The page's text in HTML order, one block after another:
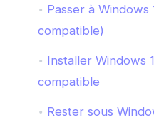
Passer à Windows
compatible)
Installer Windows
compatible
Rester sous